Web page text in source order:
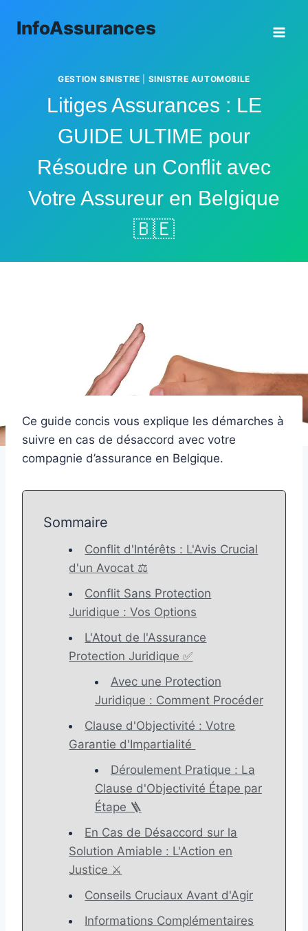
InfoAssurances
GESTION SINISTRE SINISTRE AUTOMOBILE
Litiges Assurances : LE
GUIDE ULTIME pour
Résoudre un Conflit avec
Votre Assureur en Belgique
🇧🇪
Ce guide concis vous explique les démarches à
suivre en cas de désaccord avec votre
compagnie d’assurance en Belgique.
Sommaire
Conflit d'Intérêts : L'Avis Crucial
d'un Avocat ‍⚖️
Conflit Sans Protection
Juridique : Vos Options
L'Atout de l'Assurance
Protection Juridique ✅
Avec une Protection
Juridique : Comment Procéder
Clause d'Objectivité : Votre
Garantie d'Impartialité ️
Déroulement Pratique : La
Clause d'Objectivité Étape par
Étape 🪜
En Cas de Désaccord sur la
Solution Amiable : L'Action en
Justice ⚔️
Conseils Cruciaux Avant d'Agir
Informations Complémentaires